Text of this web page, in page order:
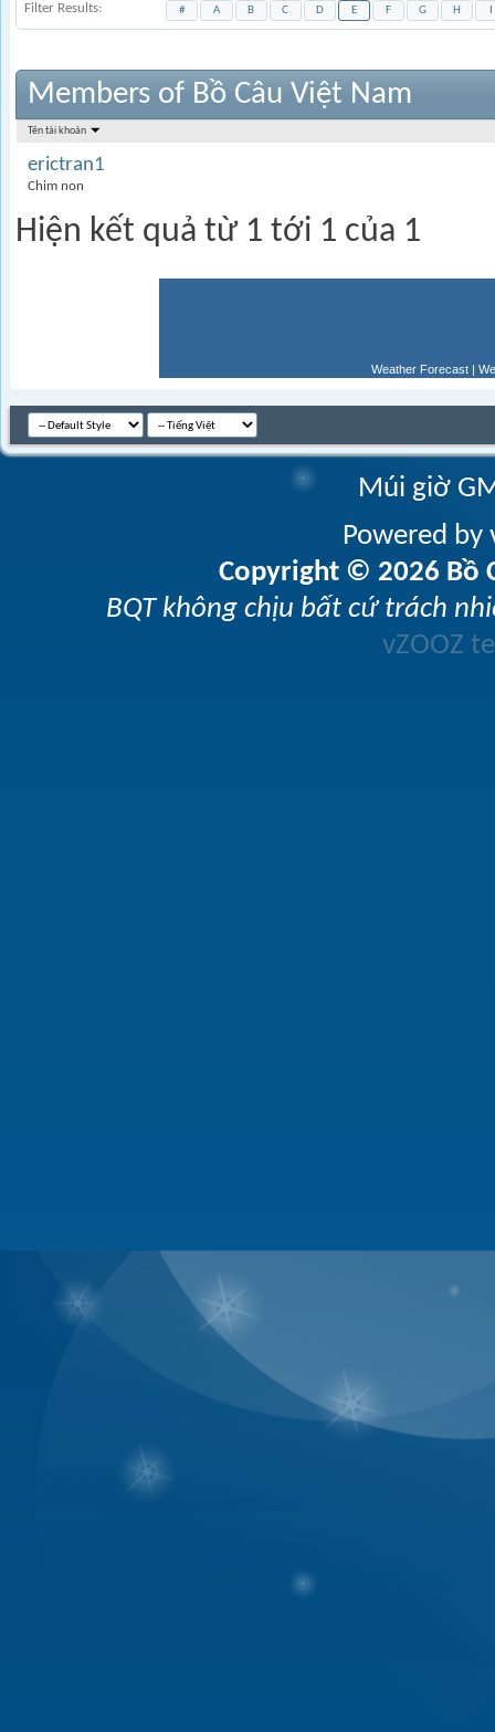
Filter Results # A B C D E F G H
Members of Bồ Câu Việt Nam
Tên tài khoản
erictran1
Chim non
Hiện kết quả từ 1 tới 1 của 1
Weather Forecast |
Múi giờ
Powered
Copyright © 2026 Bồ
BQT không chịu bất cứ trách
vZOOZ